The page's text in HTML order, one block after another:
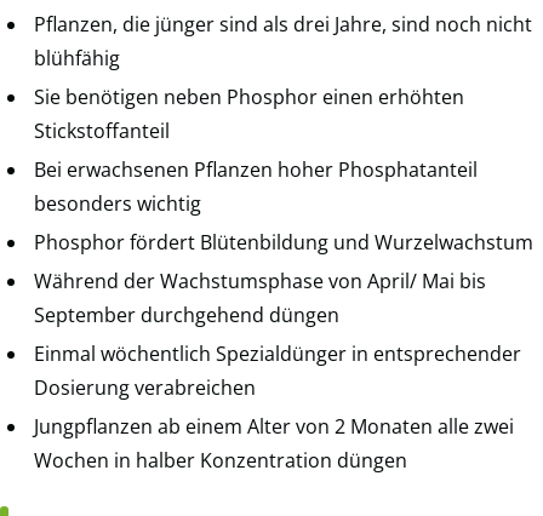
Pflanzen, die jünger sind als drei Jahre, sind noch nicht
blühfähig
Sie benötigen neben Phosphor einen erhöhten
Stickstoffanteil
Bei erwachsenen Pflanzen hoher Phosphatanteil
besonders wichtig
Phosphor fördert Blütenbildung und Wurzelwachstum
Während der Wachstumsphase von April/ Mai bis
September durchgehend düngen
Einmal wöchentlich Spezialdünger in entsprechender
Dosierung verabreichen
Jungpflanzen ab einem Alter von 2 Monaten alle zwei
Wochen in halber Konzentration düngen